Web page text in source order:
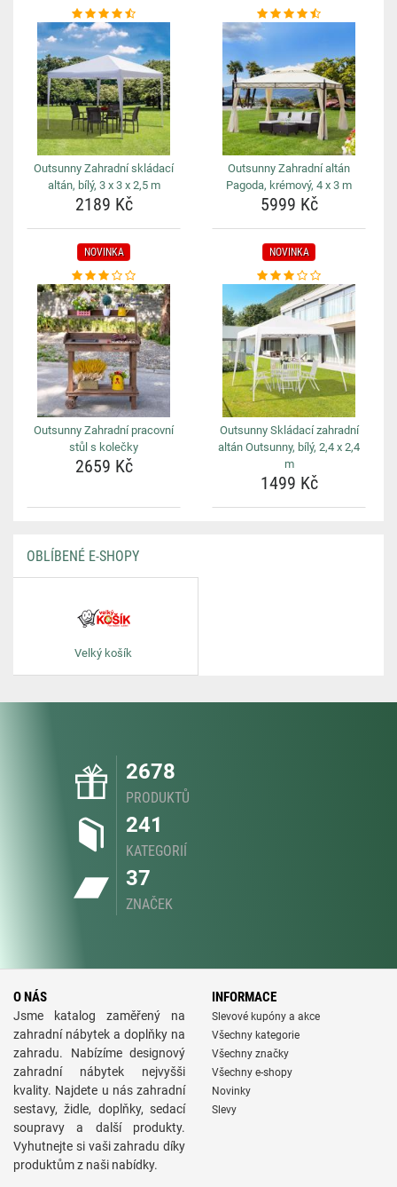
Outsunny Zahradní skládací
altán, bílý, 3 x 3 x 2,5 m
2189 Kč
Outsunny Zahradní altán
Pagoda, krémový, 4 x 3 m
5999 Kč
NOVINKA
Outsunny Zahradní pracovní
stůl s kolečky
2659 Kč
NOVINKA
Outsunny Skládací zahradní
altán Outsunny, bílý, 2,4 x 2,4
m
1499 Kč
OBLÍBENÉ E-SHOPY
Velký košík
2678
PRODUKTŮ
241
KATEGORIÍ
37
ZNAČEK
O NÁS
Jsme katalog zaměřený na
zahradní nábytek a doplňky na
zahradu. Nabízíme designový
zahradní nábytek nejvyšši
kvality. Najdete u nás zahradní
sestavy, židle, doplňky, sedací
soupravy a další produkty.
Vyhutnejte si vaši zahradu díky
produktům z naši nabídky.
INFORMACE
Slevové kupóny a akce
Všechny kategorie
Všechny značky
Všechny e-shopy
Novinky
Slevy